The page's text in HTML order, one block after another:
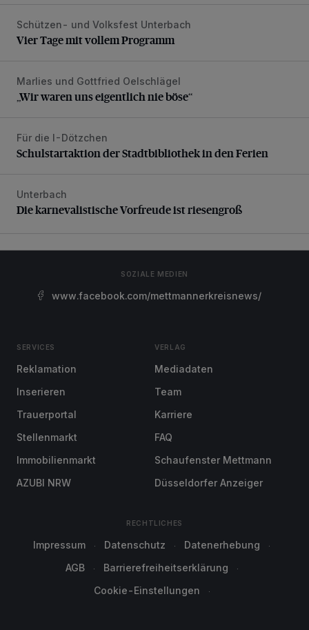
Vier Tage mit vollem Programm
Schützen- und Volksfest Unterbach
Vier Tage mit vollem Programm
„Wir waren uns eigentlich nie böse“
Marlies und Gottfried Oelschlägel
„Wir waren uns eigentlich nie böse“
Schulstartaktion der Stadtbibliothek in den Ferien
Für die I-Dötzchen
Schulstartaktion der Stadtbibliothek in den Ferien
Die karnevalistische Vorfreude ist riesengroß
Unterbach
Die karnevalistische Vorfreude ist riesengroß
SOZIALE MEDIEN
www.facebook.com/mettmannerkreisnews/
SERVICES
Reklamation
Inserieren
Trauerportal
Stellenmarkt
Immobilienmarkt
AZUBI NRW
VERLAG
Mediadaten
Team
Karriere
FAQ
Schaufenster Mettmann
Düsseldorfer Anzeiger
RECHTLICHES
Impressum Datenschutz
Datenerhebung
AGB
Barrierefreiheitserklärung
Cookie-Einstellungen